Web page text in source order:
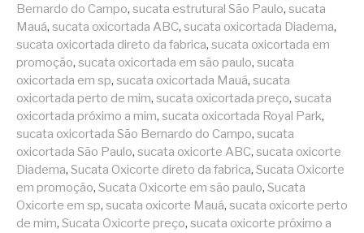
Bernardo do Campo, sucata estrutural São Paulo, sucata
Mauá, sucata oxicortada ABC, sucata oxicortada Diadema,
sucata oxicortada direto da fabrica, sucata oxicortada em
promoção, sucata oxicortada em são paulo, sucata
oxicortada em sp, sucata oxicortada Mauá, sucata
oxicortada perto de mim, sucata oxicortada preço, sucata
oxicortada próximo a mim, sucata oxicortada Royal Park,
sucata oxicortada São Bernardo do Campo, sucata
oxicortada São Paulo, sucata oxicorte ABC, sucata oxicorte
Diadema, Sucata Oxicorte direto da fabrica, Sucata Oxicorte
em promoção, Sucata Oxicorte em são paulo, Sucata
Oxicorte em sp, sucata oxicorte Mauá, sucata oxicorte perto
de mim, Sucata Oxicorte preço, sucata oxicorte próximo a